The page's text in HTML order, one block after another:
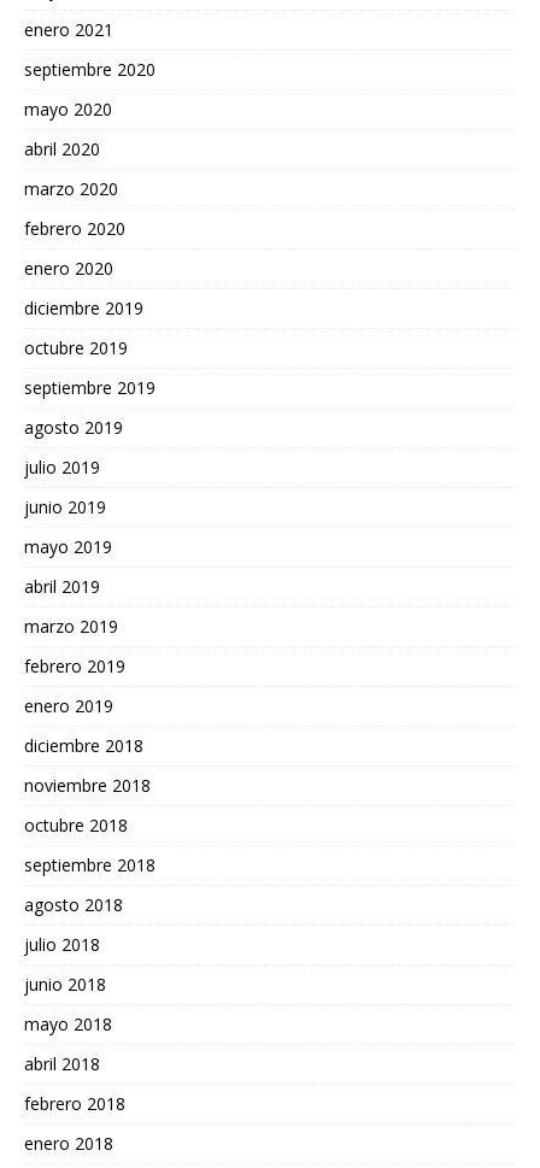
enero 2021
septiembre 2020
mayo 2020
abril 2020
marzo 2020
febrero 2020
enero 2020
diciembre 2019
octubre 2019
septiembre 2019
agosto 2019
julio 2019
junio 2019
mayo 2019
abril 2019
marzo 2019
febrero 2019
enero 2019
diciembre 2018
noviembre 2018
octubre 2018
septiembre 2018
agosto 2018
julio 2018
junio 2018
mayo 2018
abril 2018
febrero 2018
enero 2018